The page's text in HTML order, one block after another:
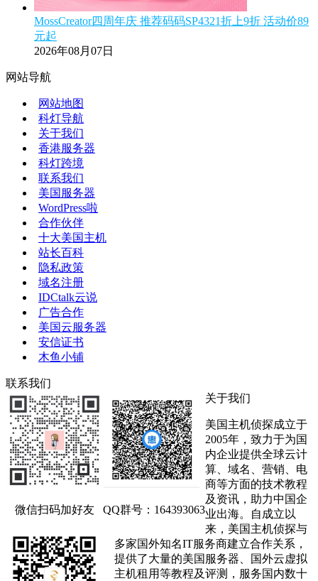
MossCreator四周年庆 推荐码码SP4321折上9折 活动价89
元起
2026年08月07日
网站导航
网站地图
科灯导航
关于我们
香港服务器
科灯跨境
联系我们
美国服务器
WordPress啦
合作伙伴
十大美国主机
站长百科
隐私政策
域名注册
IDCtalk云说
广告合作
美国云服务器
安信证书
木鱼小铺
联系我们
微信扫码加好友 QQ群号：164393063
关于我们
美国主机侦探成立于
2005年，致力于为国
内企业提供全球云计
算、域名、营销、电
商等方面的技术教程
及资讯，助力中国企
业出海。自成立以
来，美国主机侦探与
多家国外知名IT服务商建立合作关系，
提供了大量的美国服务器、国外云虚拟
主机租用等教程及评测，服务国内数十